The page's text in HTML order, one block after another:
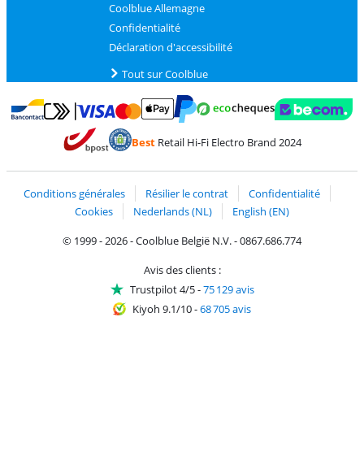
Coolblue Allemagne
Confidentialité
Déclaration d'accessibilité
Tout sur Coolblue
Payer avec Bancontact
Payer avec MasterCard et Visa via ClickToPay
BestRetail Hi-Fi Electro Brand 2024
Conditions générales Résilier le contrat
Confidentialité
Cookies
Nederlands (NL)
English (EN)
© 1999 - 2026 - Coolblue België N.V. - 0867.686.774
Avis des clients :
Trustpilot 4/5-75 129 avis
Kiyoh 9.1/10-68 705 avis